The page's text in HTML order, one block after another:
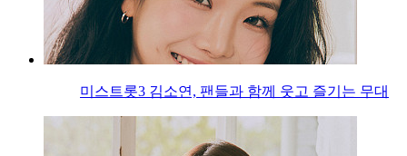
미스트롯3 김소연, 팬들과 함께 웃고 즐기는 무대